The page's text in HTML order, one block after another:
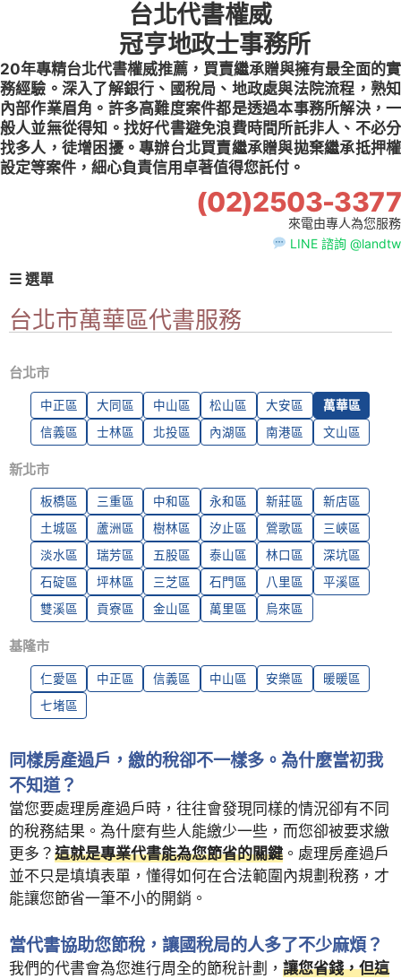
台北代書權威
冠亨地政士事務所
20年專精台北代書權威推薦，買賣繼承贈與擁有最全面的實
務經驗。深入了解銀行、國稅局、地政處與法院流程，熟知
內部作業眉角。許多高難度案件都是透過本事務所解決，一
般人並無從得知。找好代書避免浪費時間所託非人、不必分
找多人，徒增困擾。專辦台北買賣繼承贈與拋棄繼承抵押權
設定等案件，細心負責信用卓著值得您託付。
(02)2503-3377
來電由專人為您服務
LINE 諮詢 @landtw
☰ 選單
台北市萬華區代書服務
台北市
中正區 大同區 中山區 松山區 大安區
萬華區
信義區
士林區 北投區 內湖區 南港區 文山區
新北市
板橋區 三重區 中和區 永和區 新莊區
新店區
土城區
蘆洲區 樹林區 汐止區 鶯歌區
三峽區
淡水區
瑞芳區 五股區 泰山區 林口區
深坑區
石碇區
坪林區 三芝區 石門區 八里區
平溪區
雙溪區
貢寮區 金山區 萬里區 烏來區
基隆市
仁愛區 中正區 信義區 中山區 安樂區
暖暖區
七堵區
同樣房產過戶，繳的稅卻不一樣多。為什麼當初我
不知道？
當您要處理房產過戶時，往往會發現同樣的情況卻有不同
的稅務結果。為什麼有些人能繳少一些，而您卻被要求繳
更多？ 這就是專業代書能為您節省的關鍵 。處理房產過戶
並不只是填填表單，懂得如何在合法範圍內規劃稅務，才
能讓您節省一筆不小的開銷。
當代書協助您節稅，讓國稅局的人多了不少麻煩？
我們的代書會為您進行周全的節稅計劃， 讓您省錢，但這